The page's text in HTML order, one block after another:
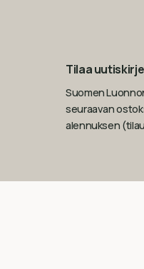
Tilaa
Suomen
seuraavan
alennuksen